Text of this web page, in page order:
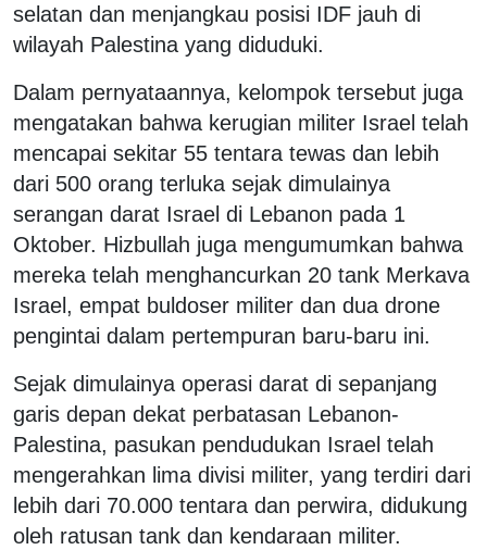
selatan dan menjangkau posisi IDF jauh di
wilayah Palestina yang diduduki.
Dalam pernyataannya, kelompok tersebut juga
mengatakan bahwa kerugian militer Israel telah
mencapai sekitar 55 tentara tewas dan lebih
dari 500 orang terluka sejak dimulainya
serangan darat Israel di Lebanon pada 1
Oktober. Hizbullah juga mengumumkan bahwa
mereka telah menghancurkan 20 tank Merkava
Israel, empat buldoser militer dan dua drone
pengintai dalam pertempuran baru-baru ini.
Sejak dimulainya operasi darat di sepanjang
garis depan dekat perbatasan Lebanon-
Palestina, pasukan pendudukan Israel telah
mengerahkan lima divisi militer, yang terdiri dari
lebih dari 70.000 tentara dan perwira, didukung
oleh ratusan tank dan kendaraan militer.